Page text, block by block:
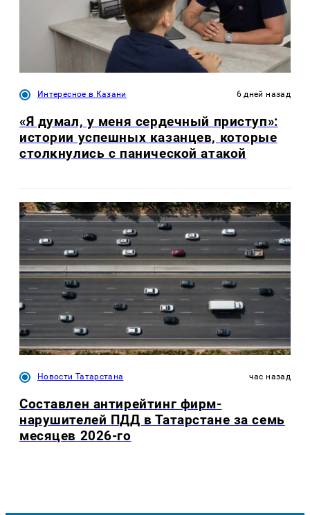
Интересное в Казани 6 дней назад
«Я думал, у меня сердечный приступ»:
истории успешных казанцев, которые
столкнулись с панической атакой
Новости Татарстана час назад
Составлен антирейтинг фирм-
нарушителей ПДД в Татарстане за семь
месяцев 2026-го